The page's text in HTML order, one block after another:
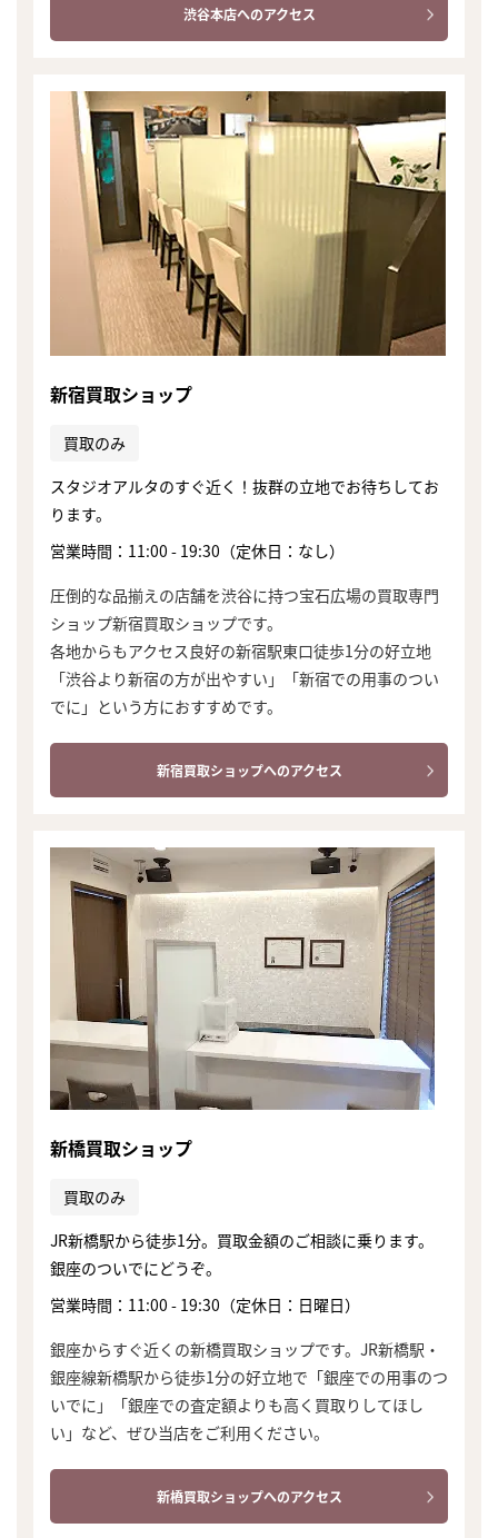
渋谷本店へのアクセス
新宿買取ショップ
買取のみ
スタジオアルタのすぐ近く！抜群の立地でお待ちしてお
ります。
営業時間：11:00 - 19:30（定休日：なし）
圧倒的な品揃えの店舗を渋谷に持つ宝石広場の買取専門
ショップ新宿買取ショップです。
各地からもアクセス良好の新宿駅東口徒歩1分の好立地
「渋谷より新宿の方が出やすい」「新宿での用事のつい
でに」という方におすすめです。
新宿買取ショップへのアクセス
新橋買取ショップ
買取のみ
JR新橋駅から徒歩1分。買取金額のご相談に乗ります。
銀座のついでにどうぞ。
営業時間：11:00 - 19:30（定休日：日曜日）
銀座からすぐ近くの新橋買取ショップです。JR新橋駅・
銀座線新橋駅から徒歩1分の好立地で「銀座での用事のつ
いでに」「銀座での査定額よりも高く買取りしてほし
い」など、ぜひ当店をご利用ください。
新橋買取ショップへのアクセス
かんたん30秒でお試し査定